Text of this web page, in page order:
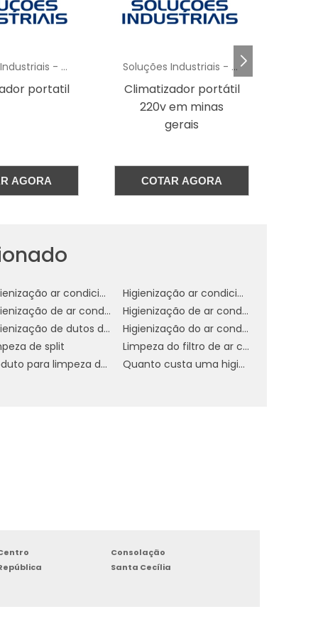
Soluções Industriais - AC
portatil
AGORA
Soluções Industriais - AC
Climatizador portátil
220v em minas
gerais
COTAR AGORA
Higienização ar condicionado automotivo spray
Higienização ar condicionado de carros
Higienização de ar condicionado automotivo preço
Higienização de ar condicionado automotivo valor
Higienização de dutos de ar condicionado
Higienização do ar condicionado
de split
Limpeza do filtro de ar condicionado
Produto para limpeza de ar condicionado residencial
Quanto custa uma higienização do ar condicionado
Consolação
Santa Cecília